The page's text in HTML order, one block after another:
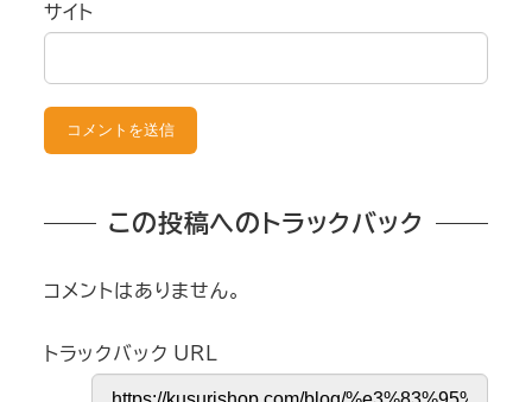
サイト
この投稿へのトラックバック
コメントはありません。
トラックバック URL